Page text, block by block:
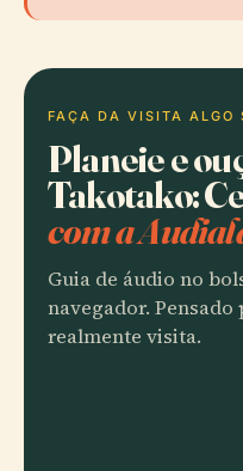
FAÇA DA VISITA ALGO
Planeie e
Takotako:
com a
Guia de áudio no
navegador.
realmente visita.